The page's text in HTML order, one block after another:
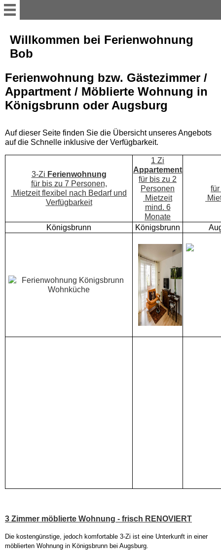
Willkommen
Appartement
Willkommen bei Ferienwohnung
Bob
Ferienwohnung bzw. Gästezimmer /
Appartment / Möblierte Wohnung in
Königsbrunn oder Augsburg
Auf dieser Seite finden Sie die Übersicht unseres Angebots
auf die Schnelle inklusive der Verfügbarkeit.
3-Zi Ferienwohnung
für bis zu 7 Personen,
Mietzeit flexibel nach Bedarf und
Verfügbarkeit
1 Zi
Appartement
für bis zu 2
Personen
Mietzeit
mind. 6
Monate
Königsbrunn Königsbrunn
3 Zimmer möblierte Wohnung - frisch RENOVIERT
Die kostengünstige, jedoch komfortable 3-Zi ist eine Unterkunft in einer
möblierten Wohnung in Königsbrunn bei Augsburg.